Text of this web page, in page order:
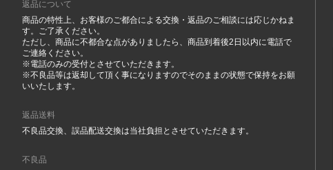
返品について
商品の特性上、お客様のご都合による交換・返品のご相談には応じかねま
す。ご了承ください。
ただし、商品に不都合な点がありましたら、商品到着後2日以内に電話で
ご連絡ください。
※電話のみの受付とさせていただきます。
※不良品等は返却して頂く事になりますのでそのままの状態で保持をお願
いいたします。
返品送料
不良品交換、誤品配送交換は当社負担とさせていただきます。
不良品